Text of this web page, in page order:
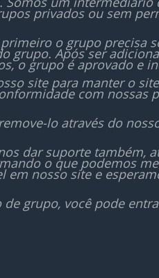
de
o bem-estar do
a
e o
animais
📸
privados ou sem
o grupo precisa
grupo. Após ser
o grupo é aprovado e
site para manter o
com nossas
lo através do
dar suporte também,
o que podemos
nosso site e
grupo, você pode